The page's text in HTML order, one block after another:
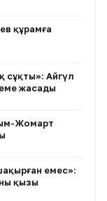
құрамға
сұқты»: Айгүл
жасады
Жомарт
емес»:
қызы